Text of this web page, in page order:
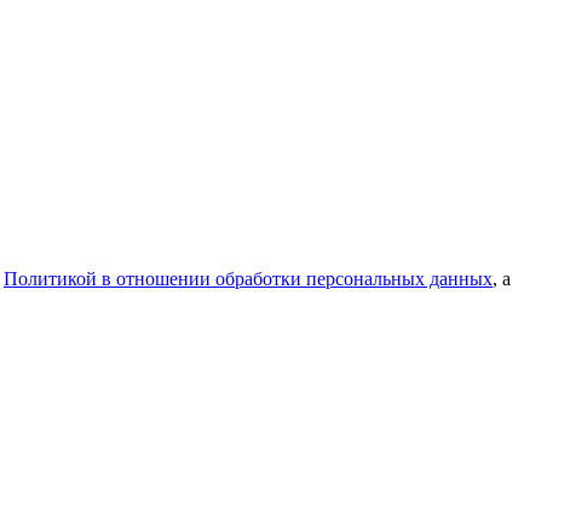
Политикой в отношении обработки персональных данных, а